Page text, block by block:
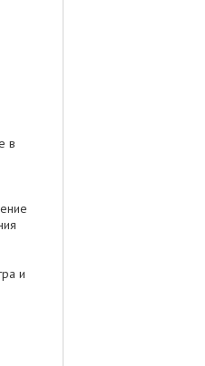
в
и